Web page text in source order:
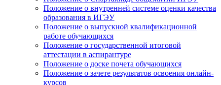
Положение о внутренней системе оценки качества
образования в ИГЭУ
Положение о выпускной квалификационной
работе обучающихся
Положение о государственной итоговой
аттестации в аспирантуре
Положение о доске почета обучающихся
Положение о зачете результатов освоения онлайн-
курсов